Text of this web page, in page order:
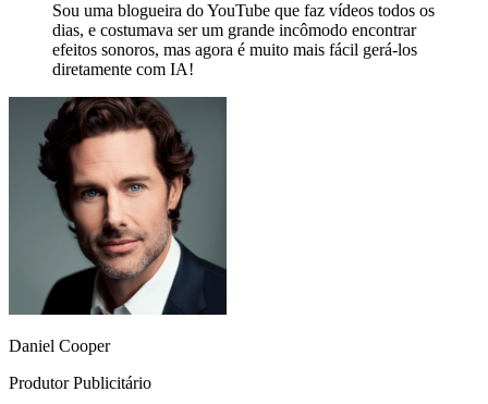
Sou uma blogueira do YouTube que faz vídeos todos os
dias, e costumava ser um grande incômodo encontrar
efeitos sonoros, mas agora é muito mais fácil gerá-los
diretamente com IA!
Daniel Cooper
Produtor Publicitário